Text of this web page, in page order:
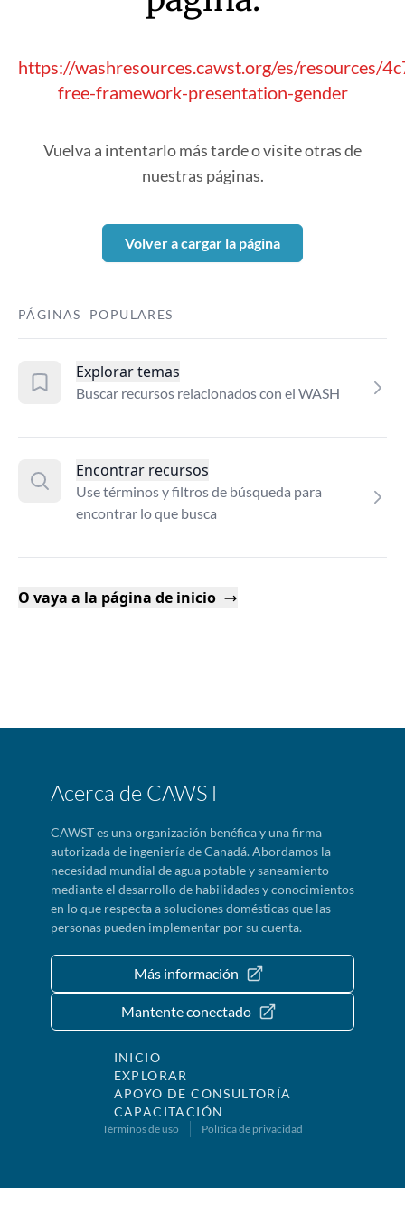
https://washresources.cawst.org/es/resources/
free-framework-presentation-gender
Vuelva a intentarlo más tarde o visite otras de
nuestras páginas.
Volver a cargar la página
PÁGINAS POPULARES
Explorar temas
Buscar recursos relacionados con el WASH
Encontrar recursos
Use términos y filtros de búsqueda para
encontrar lo que busca
O vaya a la página de inicio
Acerca de CAWST
CAWST es una organización benéfica y una firma
autorizada de ingeniería de Canadá. Abordamos la
necesidad mundial de agua potable y saneamiento
mediante el desarrollo de habilidades y conocimientos
en lo que respecta a soluciones domésticas que las
personas pueden implementar por su cuenta.
Más información
Mantente conectado
INICIO
EXPLORAR
APOYO DE CONSULTORÍA
CAPACITACIÓN
Términos de uso Política de privacidad